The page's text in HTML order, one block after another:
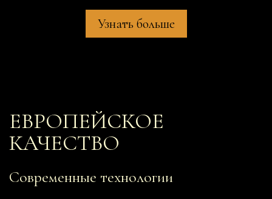
Узнать больше
ЕВРОПЕЙСКОЕ
КАЧЕСТВО
Современные технологии